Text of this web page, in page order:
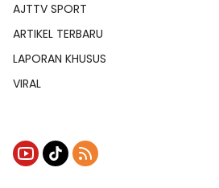
AJTTV SPORT
ARTIKEL TERBARU
LAPORAN KHUSUS
VIRAL